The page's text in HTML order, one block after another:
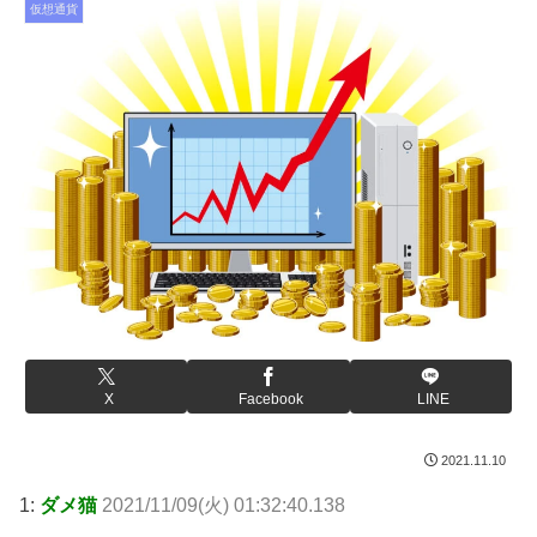
仮想通貨
X Facebook LINE
2021.11.10
1: ダメ猫 2021/11/09(火) 01:32:40.138